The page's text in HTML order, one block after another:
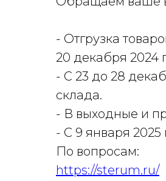
- Отгрузка
20 декабря 2024
- С 23 до 28
склада.
- В выходные и
- С 9 января 2025
По вопросам:
https://sterum.ru/